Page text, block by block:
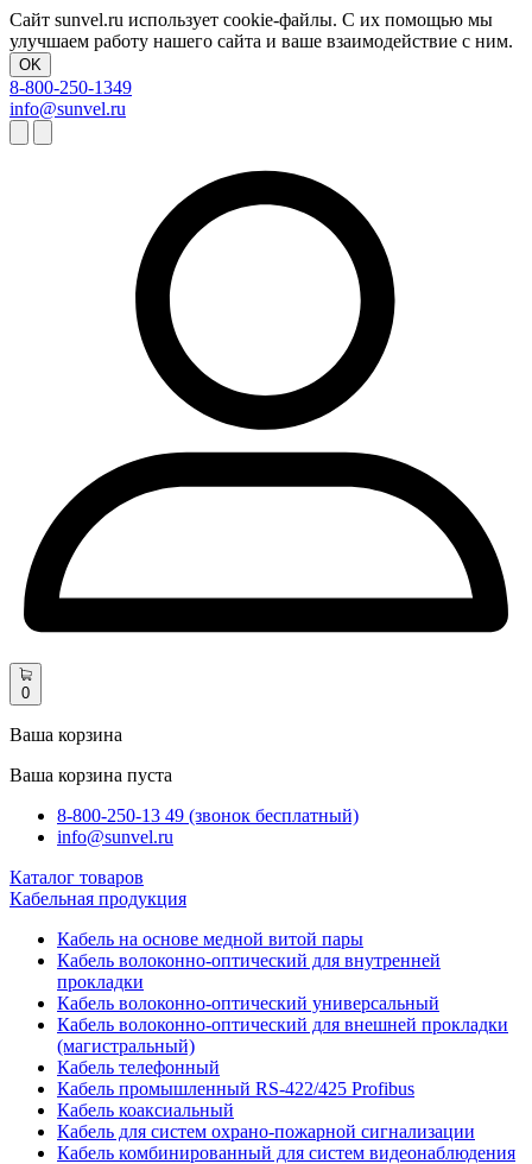
Сайт sunvel.ru использует cookie-файлы. С их помощью мы
улучшаем работу нашего сайта и ваше взаимодействие с ним.
OK
8-800-250-1349
info@sunvel.ru
0
Ваша корзина
Ваша корзина пуста
8-800-250-13 49 (звонок бесплатный)
info@sunvel.ru
Каталог товаров
Кабельная продукция
Кабель на основе медной витой пары
Кабель волоконно-оптический для внутренней
прокладки
Кабель волоконно-оптический универсальный
Кабель волоконно-оптический для внешней прокладки
(магистральный)
Кабель телефонный
Кабель промышленный RS-422/425 Profibus
Кабель коаксиальный
Кабель для систем охрано-пожарной сигнализации
Кабель комбинированный для систем видеонаблюдения